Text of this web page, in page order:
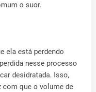
o suor.
ela está perdendo
nesse processo
desidratada. Isso,
com que o volume de